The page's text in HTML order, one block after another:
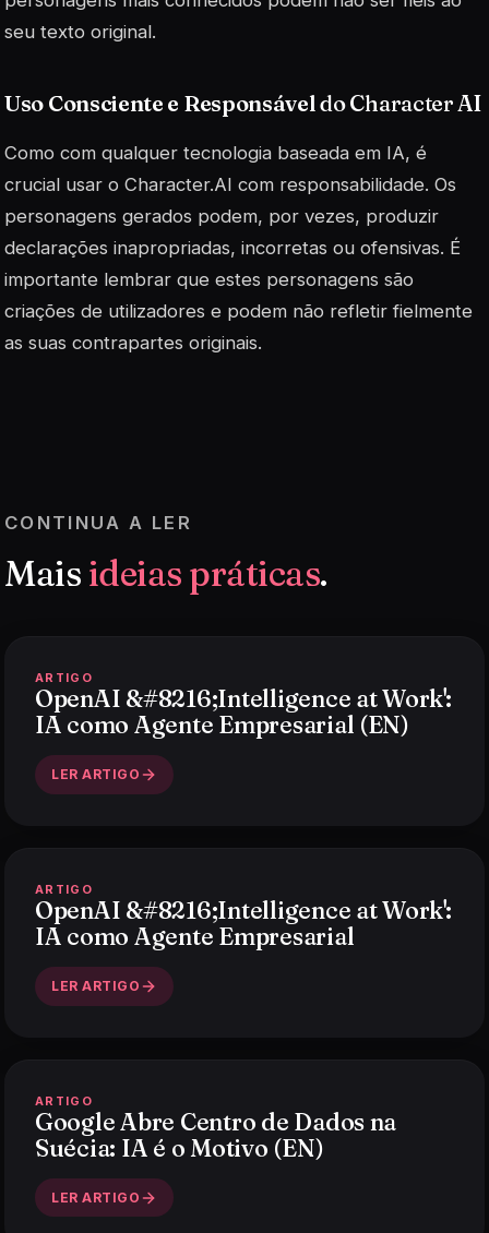
seu texto original.
Uso Consciente e Responsável do Character AI
Como com qualquer tecnologia baseada em IA, é
crucial usar o Character.AI com responsabilidade. Os
personagens gerados podem, por vezes, produzir
declarações inapropriadas, incorretas ou ofensivas. É
importante lembrar que estes personagens são
criações de utilizadores e podem não refletir fielmente
as suas contrapartes originais.
CONTINUA A LER
Mais ideias práticas.
ARTIGO
OpenAI &#8216;Intelligence at Work':
IA como Agente Empresarial (EN)
LER ARTIGO
ARTIGO
OpenAI &#8216;Intelligence at Work':
IA como Agente Empresarial
LER ARTIGO
ARTIGO
Google Abre Centro de Dados na
Suécia: IA é o Motivo (EN)
LER ARTIGO